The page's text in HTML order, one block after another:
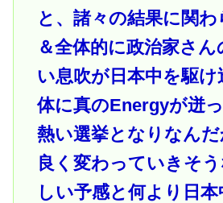
と、諸々の結果に関
＆全体的に政治家さ
い息吹が日本中を駆け
体に真のEnergyが迸
熱い選挙となりなん
良く変わっていきそ
しい予感と何より日